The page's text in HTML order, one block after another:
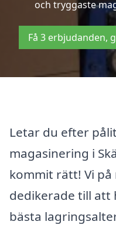
och tryggaste
Få 3 erbjudanden,
Letar du efter
magasinering i
kommit rätt! Vi
dedikerade till att
bästa